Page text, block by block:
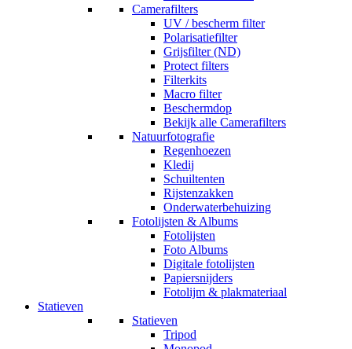
Camerafilters
UV / bescherm filter
Polarisatiefilter
Grijsfilter (ND)
Protect filters
Filterkits
Macro filter
Beschermdop
Bekijk alle Camerafilters
Natuurfotografie
Regenhoezen
Kledij
Schuiltenten
Rijstenzakken
Onderwaterbehuizing
Fotolijsten & Albums
Fotolijsten
Foto Albums
Digitale fotolijsten
Papiersnijders
Fotolijm & plakmateriaal
Statieven
Statieven
Tripod